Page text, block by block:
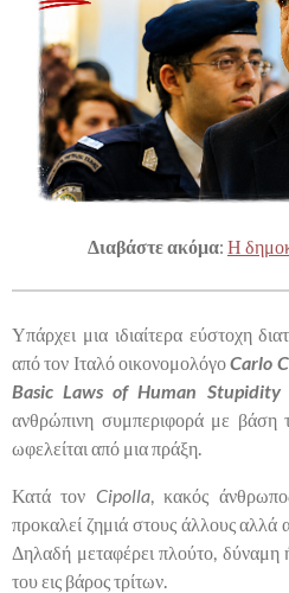
Διαβάστε ακόμα: Η
Υπάρχει μια ιδιαίτερα εύστοχη
από τον Ιταλό οικονομολόγοCarlo
Basic Laws of Human Stupidity
ανθρώπινη συμπεριφορά με βάση
ωφελείται από μια πράξη.
Κατά τον Cipolla, κακός
προκαλεί ζημιά στους άλλους αλλά
Δηλαδή μεταφέρει πλούτο, δύναμη
του εις βάρος τρίτων.